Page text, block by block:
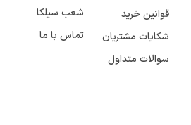
قوانین خرید
شکایات مشتریان
سوالات متداول
شعب سیلکا
تماس با ما